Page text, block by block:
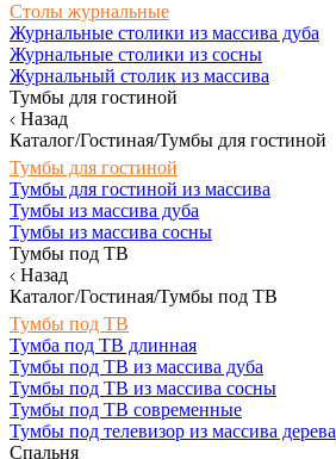
Столы журнальные
Журнальные столики из массива дуба
Журнальные столики из сосны
Журнальный столик из массива
Тумбы для гостиной
Назад
Каталог/Гостиная/Тумбы для гостиной
Тумбы для гостиной
Тумбы для гостиной из массива
Тумбы из массива дуба
Тумбы из массива сосны
Тумбы под ТВ
Назад
Каталог/Гостиная/Тумбы под ТВ
Тумбы под ТВ
Тумба под ТВ длинная
Тумбы под ТВ из массива дуба
Тумбы под ТВ из массива сосны
Тумбы под ТВ современные
Тумбы под телевизор из массива дерева
Спальня